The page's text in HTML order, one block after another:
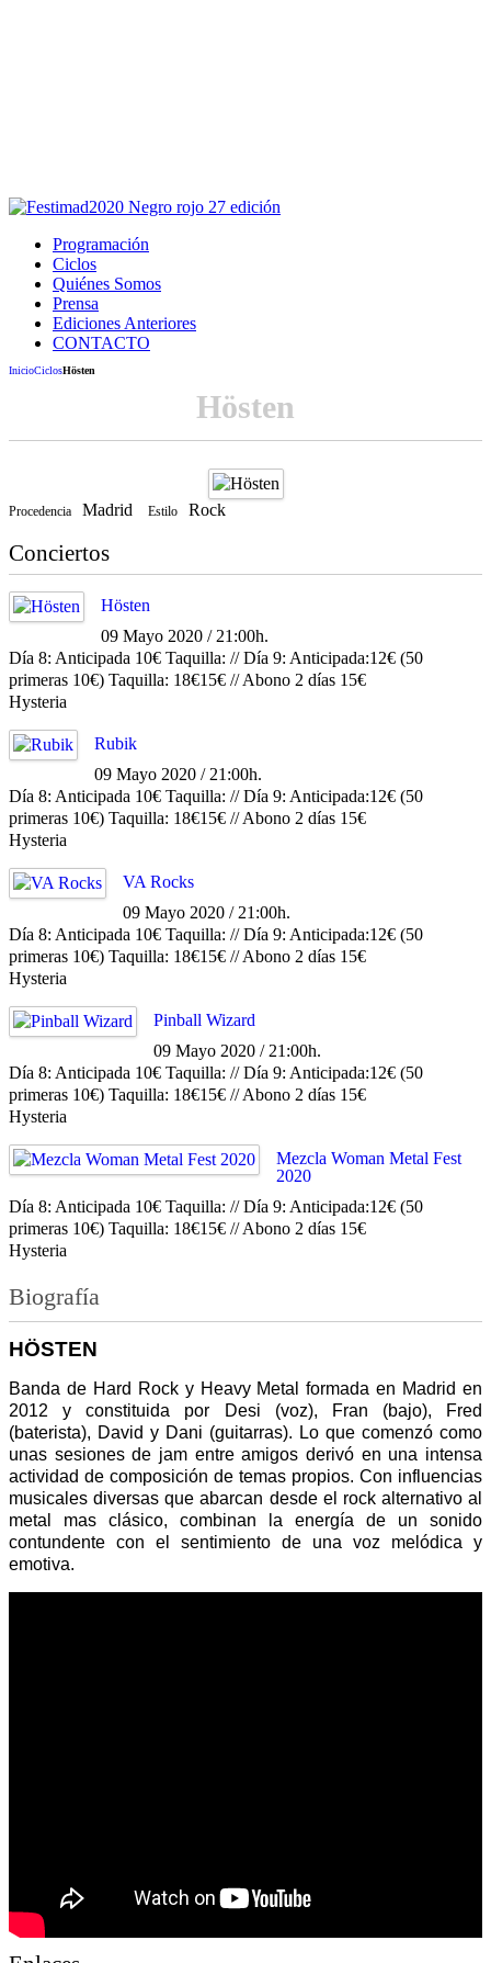
Programación
Ciclos
Quiénes Somos
Prensa
Ediciones Anteriores
CONTACTO
InicioCiclosHösten
Hösten
Procedencia Madrid Estilo Rock
Conciertos
Hösten
09 Mayo 2020 / 21:00h.
Día 8: Anticipada 10€ Taquilla: // Día 9: Anticipada:12€ (50
primeras 10€) Taquilla: 18€15€ // Abono 2 días 15€
Hysteria
Rubik
09 Mayo 2020 / 21:00h.
Día 8: Anticipada 10€ Taquilla: // Día 9: Anticipada:12€ (50
primeras 10€) Taquilla: 18€15€ // Abono 2 días 15€
Hysteria
VA Rocks
09 Mayo 2020 / 21:00h.
Día 8: Anticipada 10€ Taquilla: // Día 9: Anticipada:12€ (50
primeras 10€) Taquilla: 18€15€ // Abono 2 días 15€
Hysteria
Pinball Wizard
09 Mayo 2020 / 21:00h.
Día 8: Anticipada 10€ Taquilla: // Día 9: Anticipada:12€ (50
primeras 10€) Taquilla: 18€15€ // Abono 2 días 15€
Hysteria
Mezcla Woman Metal Fest
2020
Día 8: Anticipada 10€ Taquilla: // Día 9: Anticipada:12€ (50
primeras 10€) Taquilla: 18€15€ // Abono 2 días 15€
Hysteria
Biografía
HÖSTEN
Banda de Hard Rock y Heavy Metal formada en Madrid en
2012 y constituida por Desi (voz), Fran (bajo), Fred
(baterista), David y Dani (guitarras). Lo que comenzó como
unas sesiones de jam entre amigos derivó en una intensa
actividad de composición de temas propios. Con influencias
musicales diversas que abarcan desde el rock alternativo al
metal mas clásico, combinan la energía de un sonido
contundente con el sentimiento de una voz melódica y
emotiva.